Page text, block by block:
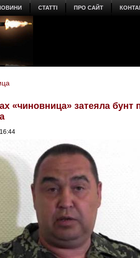
СТАТТІ ПРО САЙТ
«чиновница» затеяла бунт